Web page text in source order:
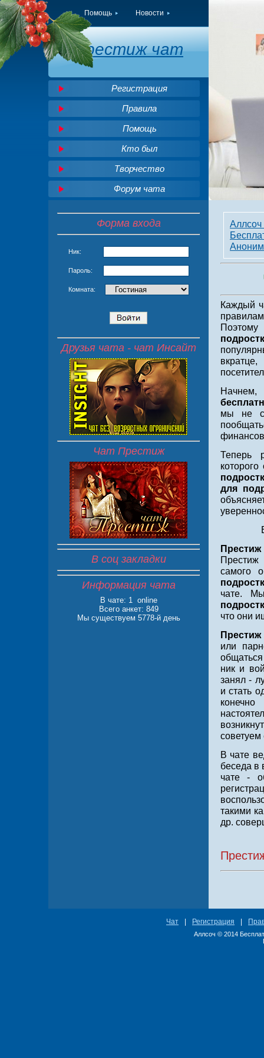
Помощь Новости
Престиж чат
Регистрация
Правила
Помощь
Кто был
Творчество
Форум чата
Форма входа
Ник:
Пароль:
Комната:
Друзья чата - чат Инсайт
Чат Престиж
В соц закладки
Информация чата
В чате: 1 online
Всего анкет: 849
Мы существуем 5778-й день
Аллсоч
Что
Каждый
Начнем,
мы не
Теперь
для
Престиж
Престиж
самого
чате.
что они
Престиж
или
ник и
занял -
и стать
советуем
В чате
беседа в
чате -
такими
др.
Чат | Регистрация |
Аллсоч © 2014